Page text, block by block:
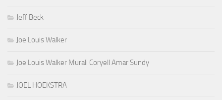
Jeff Beck
Joe Louis Walker
Joe Louis Walker Murali Coryell Amar Sundy
JOEL HOEKSTRA